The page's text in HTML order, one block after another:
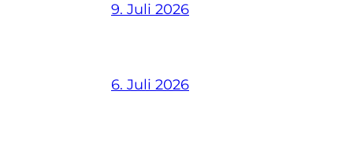
9. Juli 2026
6. Juli 2026